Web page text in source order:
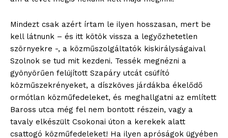
Mindezt csak azért írtam le ilyen hosszasan, mert be
kell látnunk – és itt kötök vissza a legyőzhetetlen
szörnyekre -, a közműszolgáltatók kiskirályságaival
Szolnok se tud mit kezdeni. Tessék megnézni a
gyönyörűen felújított Szapáry utcát csúfító
közműszekrényeket, a díszköves járdákba ékelődő
ormótlan közműfedeleket, és meghallgatni az említett
Baross utca még fel nem bontott részein, vagy a
tavaly elkészült Csokonai úton a kerekek alatt
csattogó közműfedeleket! Ha ilyen apróságok ügyében